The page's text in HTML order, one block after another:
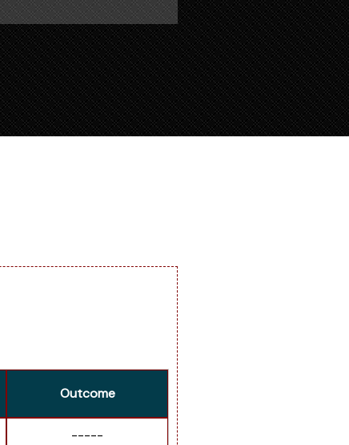
Outcome
-----